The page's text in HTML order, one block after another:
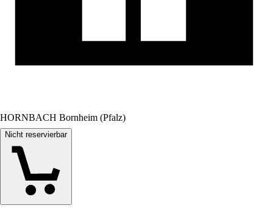
HORNBACH Bornheim (Pfalz)
Nicht reservierbar